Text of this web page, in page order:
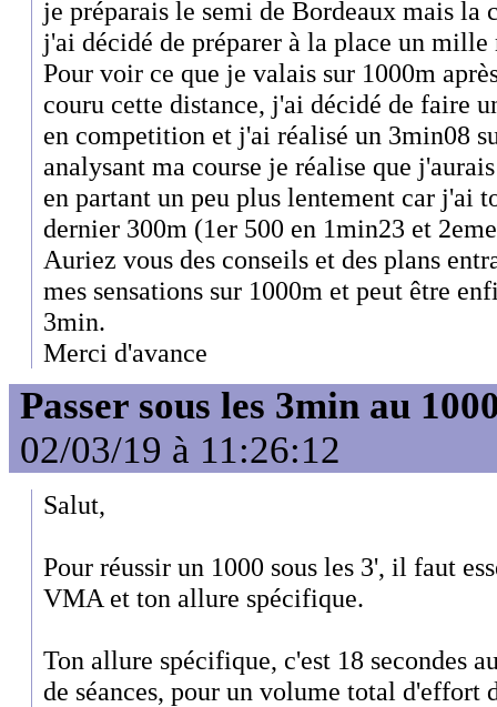
je préparais le semi de Bordeaux mais la
j'ai décidé de préparer à la place un
Pour voir ce que je valais sur 1000m
couru cette distance, j'ai décidé de faire
en competition et j'ai réalisé un 3min08
analysant ma course je réalise que
en partant un peu plus lentement car j'ai
dernier 300m (1er 500 en 1min23 et
Auriez vous des conseils et des plans
mes sensations sur 1000m et peut être
3min.
Merci d'avance
Passer sous les 3min au
02/03/19 à 11:26:12
Salut,
Pour réussir un 1000 sous les 3', il faut
VMA et ton allure spécifique.
Ton allure spécifique, c'est 18 secondes
de séances, pour un volume total d'effort